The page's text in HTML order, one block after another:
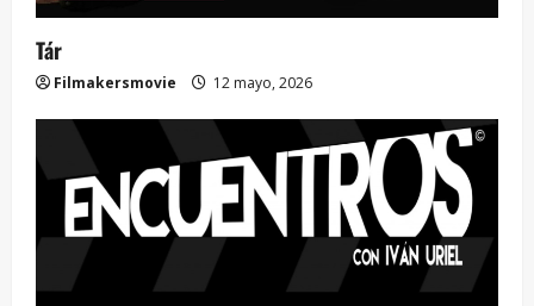
Tár
Filmakersmovie 12 mayo, 2026